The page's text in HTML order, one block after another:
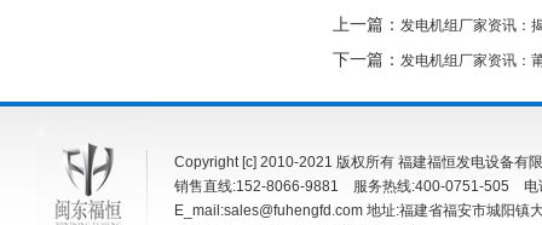
上一篇： 发电机组厂家资讯：
下一篇： 发电机组厂家资讯：
Copyright [c] 2010-2021 版权所有 福建福恒发电设备
销售直线:152-8066-9881 服务热线:400-0751-505
E_mail:sales@fuhengfd.com 地址:福建省福安市城阳镇